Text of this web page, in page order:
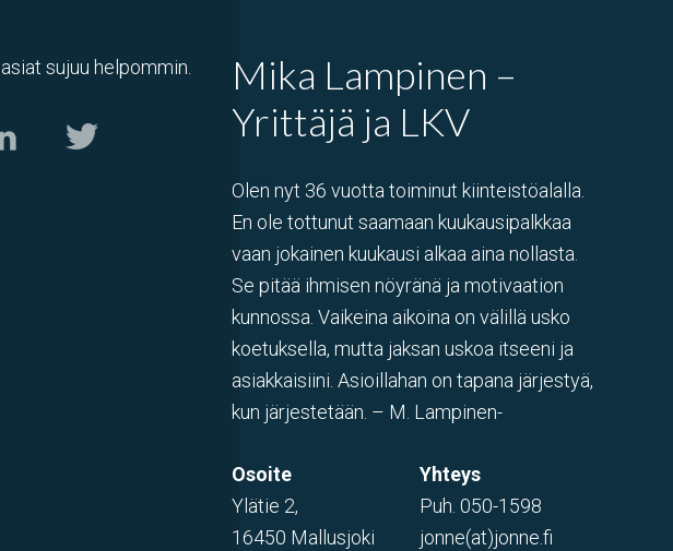
sujuu helpommin.
Mika Lampinen –
Yrittäjä ja LKV
Olen nyt 36 vuotta toiminut kiinteistöalalla.
En ole tottunut saamaan kuukausipalkkaa
vaan jokainen kuukausi alkaa aina nollasta.
Se pitää ihmisen nöyränä ja motivaation
kunnossa. Vaikeina aikoina on välillä usko
koetuksella, mutta jaksan uskoa itseeni ja
asiakkaisiini. Asioillahan on tapana järjestyä,
kun järjestetään. – M. Lampinen-
Osoite
Ylätie 2,
16450 Mallusjoki
Yhteys
Puh.050-1598
jonne(at)jonne.fi